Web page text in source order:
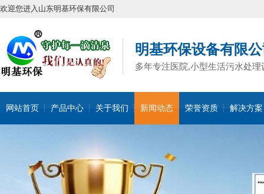
欢迎您进入山东明基环保有限公司
明基环保设备有限
多年专注医院,小型生活污水处
网站首页 产品中心 关于我们 新闻动态 荣誉资质 解决方案